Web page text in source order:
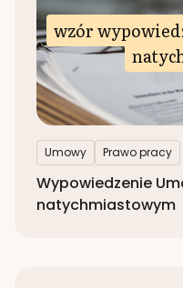
wzór
Umowy Prawo pracy
Wypowiedzenie
natychmiastowym